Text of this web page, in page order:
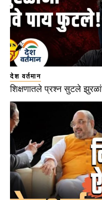
देश वर्तमान
शिक्षणातले प्रश्न सुटले